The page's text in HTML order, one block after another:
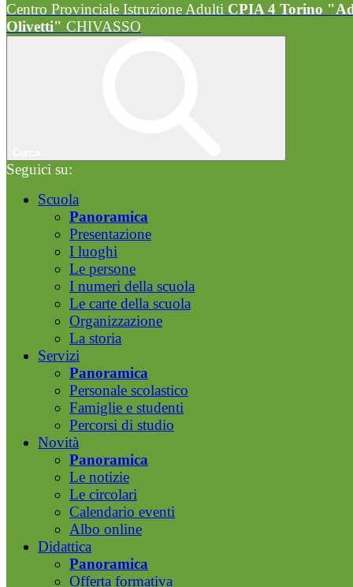
Centro Provinciale Istruzione Adulti CPIA 4 Torino
Olivetti" CHIVASSO
Seguici su:
Scuola
Panoramica
Presentazione
I luoghi
Le persone
I numeri della scuola
Le carte della scuola
Organizzazione
La storia
Servizi
Panoramica
Personale scolastico
Famiglie e studenti
Percorsi di studio
Novità
Panoramica
Le notizie
Le circolari
Calendario eventi
Albo online
Didattica
Panoramica
Offerta formativa